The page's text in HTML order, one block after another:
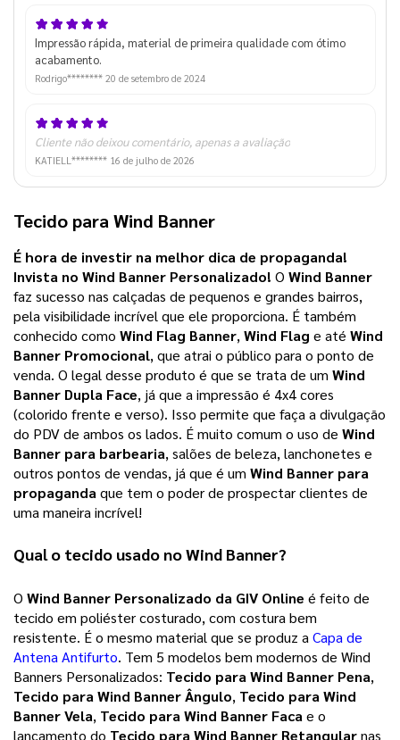
Impressão rápida, material de primeira qualidade com ótimo
acabamento.
Rodrigo******** 20 de setembro de 2024
Cliente não deixou comentário, apenas a avaliação
KATIELL******** 16 de julho de 2026
Tecido para Wind Banner
É hora de investir na melhor dica de propaganda!
Invista no Wind Banner Personalizado! O Wind Banner
faz sucesso nas calçadas de pequenos e grandes bairros,
pela visibilidade incrível que ele proporciona. É também
conhecido como Wind Flag Banner,Wind Flag e até Wind
Banner Promocional, que atrai o público para o ponto de
venda. O legal desse produto é que se trata de um Wind
Banner Dupla Face, já que a impressão é 4x4 cores
(colorido frente e verso). Isso permite que faça a divulgação
do PDV de ambos os lados. É muito comum o uso de Wind
Banner para barbearia, salões de beleza, lanchonetes e
outros pontos de vendas, já que é um Wind Banner para
propagandaque tem o poder de prospectar clientes de
uma maneira incrível!
Qual o tecido usado no Wind Banner?
O Wind Banner Personalizado da GIV Online é feito de
tecido em poliéster costurado, com costura bem
resistente. É o mesmo material que se produz aCapa de
Antena Antifurto. Tem 5 modelos bem modernos de Wind
Banners Personalizados: Tecido para Wind Banner Pena
Tecido para Wind Banner Ângulo, Tecido para Wind
Banner Vela, Tecido para Wind Banner Faca e o
lançamento do Tecido para Wind Banner Retangular nas